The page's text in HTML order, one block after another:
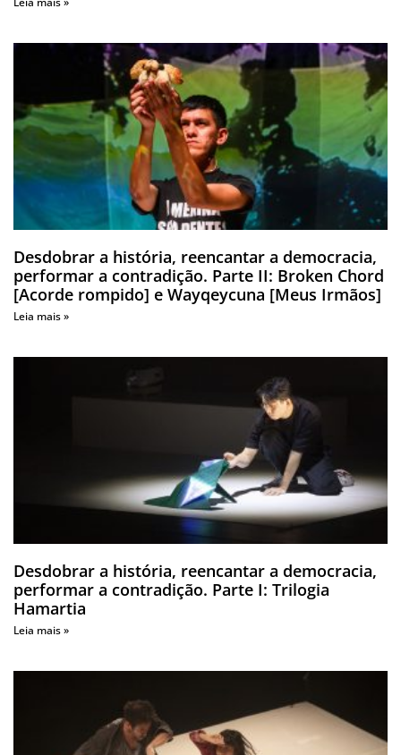
Desdobrar a história, reencantar a democracia,
performar a contradição. Parte II: Broken Chord
[Acorde rompido] e Wayqeycuna [Meus Irmãos]
Leia mais »
Desdobrar a história, reencantar a democracia,
performar a contradição. Parte I: Trilogia
Hamartia
Leia mais »